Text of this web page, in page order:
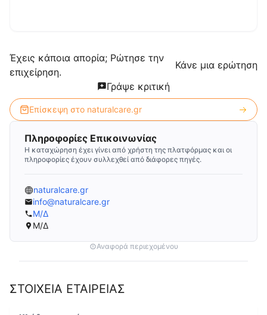
Έχεις κάποια απορία; Ρώτησε την
επιχείρηση.
Κάνε μια ερώτηση
Γράψε κριτική
Επίσκεψη στο naturalcare.gr
Πληροφορίες Επικοινωνίας
Η καταχώρηση έχει γίνει από χρήστη της πλατφόρμας και οι
πληροφορίες έχουν συλλεχθεί από διάφορες πηγές.
naturalcare.gr
info@naturalcare.gr
Μ/Δ
Μ/Δ
Αναφορά περιεχομένου
ΣΤΟΙΧΕΙΑ ΕΤΑΙΡΕΙΑΣ